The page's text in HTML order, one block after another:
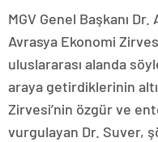
MGV Genel Başkanı
Avrasya Ekonomi
uluslararası alanda
araya getirdiklerinin
Zirvesi’nin özgür ve
vurgulayan Dr. Suver,